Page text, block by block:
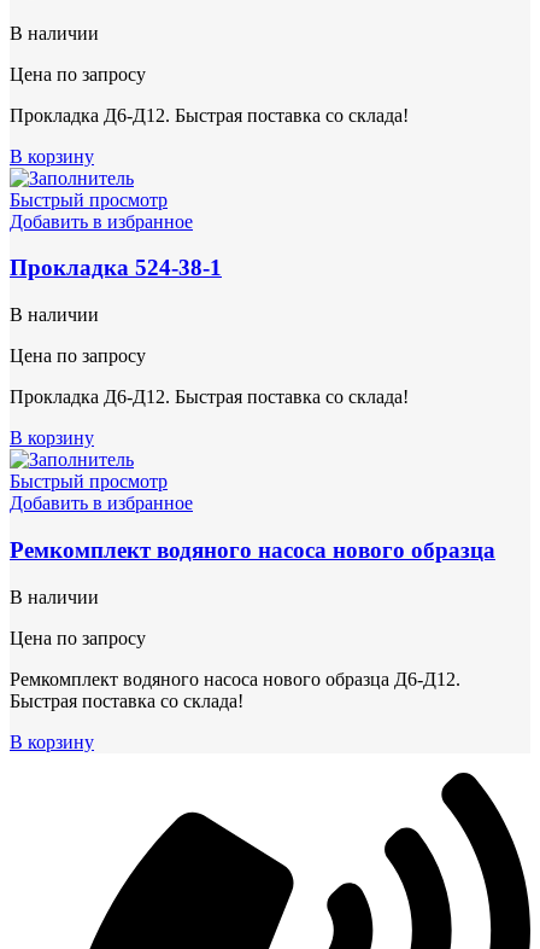
В наличии
Цена по запросу
Прокладка Д6-Д12. Быстрая поставка со склада!
В корзину
Быстрый просмотр
Добавить в избранное
Прокладка 524-38-1
В наличии
Цена по запросу
Прокладка Д6-Д12. Быстрая поставка со склада!
В корзину
Быстрый просмотр
Добавить в избранное
Ремкомплект водяного насоса нового образца
В наличии
Цена по запросу
Ремкомплект водяного насоса нового образца Д6-Д12.
Быстрая поставка со склада!
В корзину